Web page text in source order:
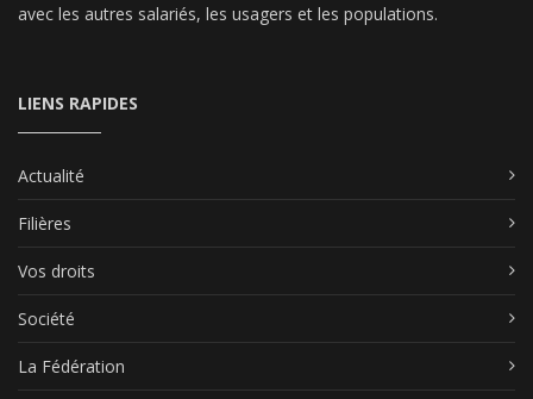
avec les autres salariés, les usagers et les populations.
LIENS RAPIDES
Actualité
Filières
Vos droits
Société
La Fédération